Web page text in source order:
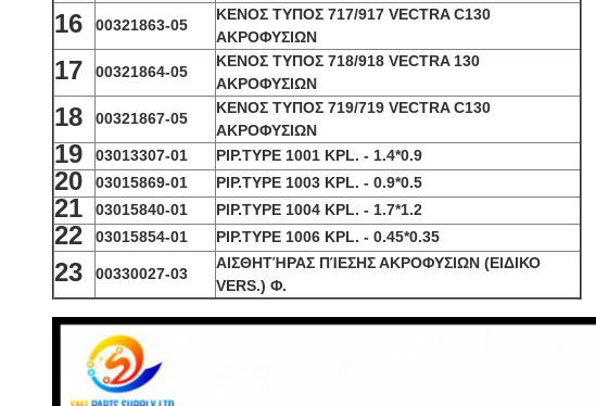
16 00321863-05
ΚΕΝΟΣ ΤΥΠΟΣ 717/917 VECTRA C130
ΑΚΡΟΦΥΣΙΩΝ
17 00321864-05
ΚΕΝΟΣ ΤΥΠΟΣ 718/918 VECTRA 130
ΑΚΡΟΦΥΣΙΩΝ
18 00321867-05
ΚΕΝΟΣ ΤΥΠΟΣ 719/719 VECTRA C130
ΑΚΡΟΦΥΣΙΩΝ
19 03013307-01 PIP.TYPE 1001 KPL. - 1.4*0.9
20 03015869-01 PIP.TYPE 1003 KPL. - 0.9*0.5
21 03015840-01 PIP.TYPE 1004 KPL. - 1.7*1.2
22 03015854-01 PIP.TYPE 1006 KPL. - 0.45*0.35
23 00330027-03
ΑΙΣΘΗΤΉΡΑΣ ΠΊΕΣΗΣ ΑΚΡΟΦΥΣΙΩΝ (ΕΙΔΙΚΟ
VERS.) Φ.